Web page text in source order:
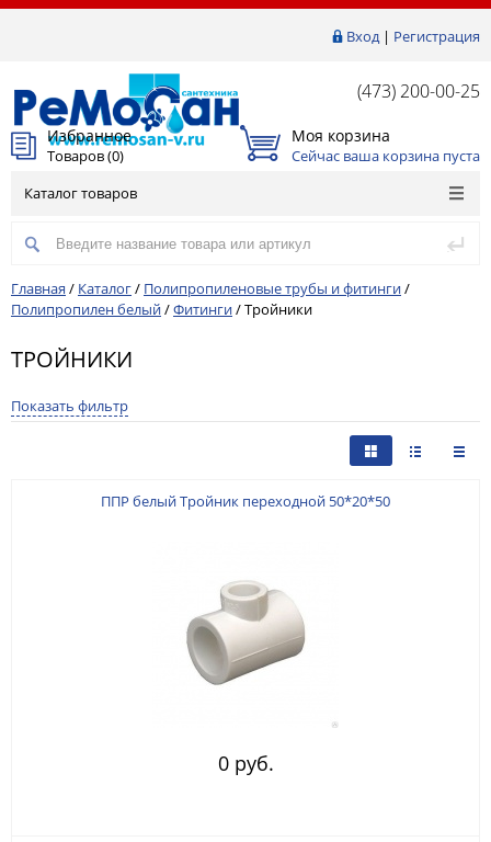
Вход| Регистрация
(473) 200-00-25
Избранное
Товаров (0)
Моя корзина
Сейчас ваша корзина пуста
Каталог товаров
Главная / Каталог/ Полипропиленовые трубы и фитинги/
Полипропилен белый/Фитинги/Тройники
ТРОЙНИКИ
Показать фильтр
ППР белый Тройник переходной 50*20*50
0 руб.